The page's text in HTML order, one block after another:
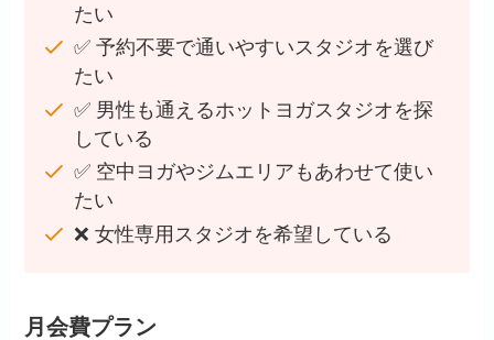
たい
✅ 予約不要で通いやすいスタジオを選び
たい
✅ 男性も通えるホットヨガスタジオを探
している
✅ 空中ヨガやジムエリアもあわせて使い
たい
❌ 女性専用スタジオを希望している
月会費プラン